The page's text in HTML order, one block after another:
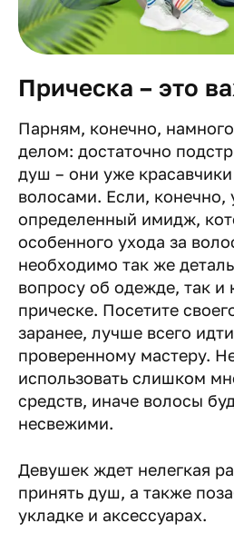
Прическа – это
Парням, конечно,
делом: достаточно
душ – они уже
волосами. Если, конечно,
определенный имидж,
особенного ухода за
необходимо так же
вопросу об одежде, так и
прическе. Посетите
заранее, лучше всего
проверенному мастеру.
использовать слишком
средств, иначе волосы
несвежими.
Девушек ждет нелегкая
принять душ, а также
укладке и аксессуарах.